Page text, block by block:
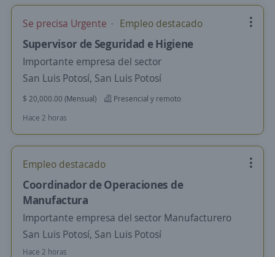
Se precisa Urgente Empleo destacado
Supervisor de Seguridad e Higiene
Importante empresa del sector
San Luis Potosí, San Luis Potosí
$ 20,000.00 (Mensual)
Presencial y remoto
Hace 2 horas
Empleo destacado
Coordinador de Operaciones de
Manufactura
Importante empresa del sector Manufacturero
San Luis Potosí, San Luis Potosí
Hace 2 horas